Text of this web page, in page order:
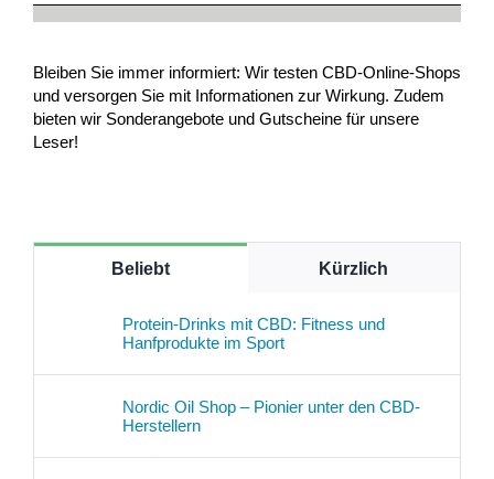
Bleiben Sie immer informiert: Wir testen CBD-Online-Shops
und versorgen Sie mit Informationen zur Wirkung. Zudem
bieten wir Sonderangebote und Gutscheine für unsere
Leser!
Beliebt Kürzlich
Protein-Drinks mit CBD: Fitness und
Hanfprodukte im Sport
Nordic Oil Shop – Pionier unter den CBD-
Herstellern